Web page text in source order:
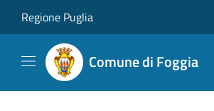
Regione Puglia
Comune di Foggia